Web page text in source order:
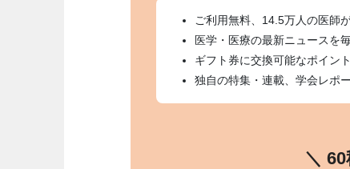
ご利用無料、14.5万人の医師
医学・医療の最新ニュースを
ギフト券に交換可能なポイン
独自の特集・連載、学会レポ
＼